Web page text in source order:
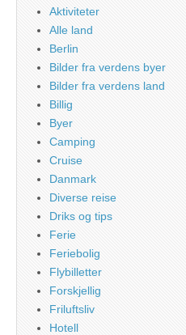
Aktiviteter
Alle land
Berlin
Bilder fra verdens byer
Bilder fra verdens land
Billig
Byer
Camping
Cruise
Danmark
Diverse reise
Driks og tips
Ferie
Feriebolig
Flybilletter
Forskjellig
Friluftsliv
Hotell